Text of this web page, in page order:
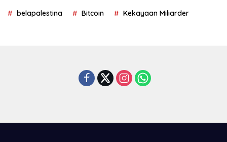
belapalestina Bitcoin Kekayaan Miliarder